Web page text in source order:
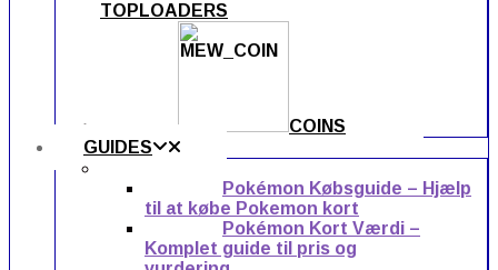
TOPLOADERS
COINS
GUIDES
Pokémon Købsguide – Hjælp
til at købe Pokemon kort
Pokémon Kort Værdi –
Komplet guide til pris og